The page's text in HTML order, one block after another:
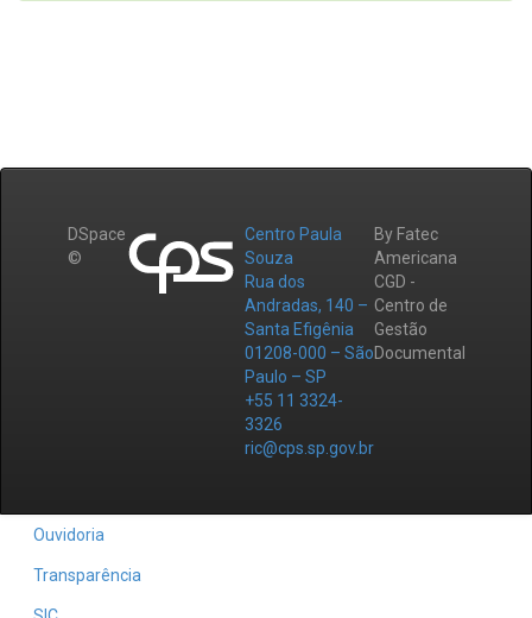
DSpace
©
Centro Paula
Souza
Rua dos
Andradas, 140 –
Santa Efigênia
01208-000 – São
Paulo – SP
+55 11 3324-
3326
ric@cps.sp.gov.br
By Fatec
Americana
CGD -
Centro de
Gestão
Documental
Ouvidoria
Transparência